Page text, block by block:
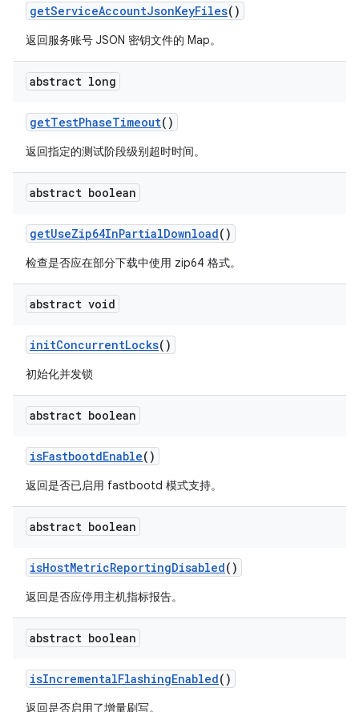
getServiceAccountJsonKeyFiles()
返回服务账号 JSON 密钥文件的 Map。
abstract long
getTestPhaseTimeout()
返回指定的测试阶段级别超时时间。
abstract boolean
getUseZip64InPartialDownload()
检查是否应在部分下载中使用 zip64 格式。
abstract void
initConcurrentLocks()
初始化并发锁
abstract boolean
isFastbootdEnable()
返回是否已启用 fastbootd 模式支持。
abstract boolean
isHostMetricReportingDisabled()
返回是否应停用主机指标报告。
abstract boolean
isIncrementalFlashingEnabled()
返回是否启用了增量刷写。